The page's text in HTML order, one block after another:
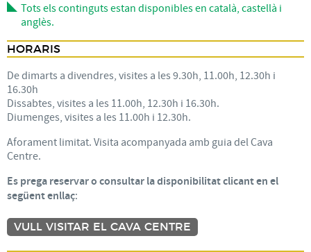
Tots els continguts estan disponibles en català, castellà i
anglès.
HORARIS
De dimarts a divendres, visites a les 9.30h, 11.00h, 12.30h i
16.30h
Dissabtes, visites a les 11.00h, 12.30h i 16.30h.
Diumenges, visites a les 11.00h i 12.30h.
Aforament limitat. Visita acompanyada amb guia del Cava
Centre.
Es prega reservar o consultar la disponibilitat clicant en el
següent enllaç:
VULL VISITAR EL CAVA CENTRE